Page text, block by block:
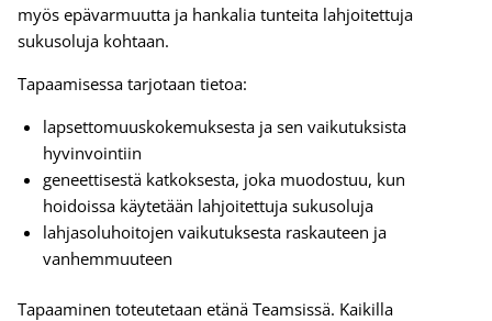
myös epävarmuutta ja hankalia tunteita lahjoitettuja
sukusoluja kohtaan.
Tapaamisessa tarjotaan tietoa:
lapsettomuuskokemuksesta ja sen vaikutuksista
hyvinvointiin
geneettisestä katkoksesta, joka muodostuu, kun
hoidoissa käytetään lahjoitettuja sukusoluja
lahjasoluhoitojen vaikutuksesta raskauteen ja
vanhemmuuteen
Tapaaminen toteutetaan etänä Teamsissä. Kaikilla